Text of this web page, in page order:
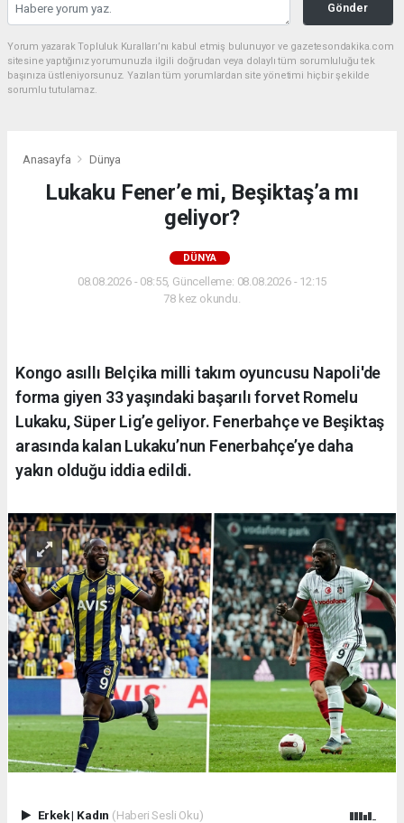
Gönder
Yorum yazarak Topluluk Kuralları’nı kabul etmiş bulunuyor ve gazetesondakika.com
sitesine yaptığınız yorumunuzla ilgili doğrudan veya dolaylı tüm sorumluluğu tek
başınıza üstleniyorsunuz. Yazılan tüm yorumlardan site yönetimi hiçbir şekilde
sorumlu tutulamaz.
Anasayfa Dünya
Lukaku Fener’e mi, Beşiktaş’a mı
geliyor?
DÜNYA
08.08.2026 - 08:55, Güncelleme: 08.08.2026 - 12:15
78 kez okundu.
Kongo asıllı Belçika milli takım oyuncusu Napoli'de
forma giyen 33 yaşındaki başarılı forvet Romelu
Lukaku, Süper Lig’e geliyor. Fenerbahçe ve Beşiktaş
arasında kalan Lukaku’nun Fenerbahçe’ye daha
yakın olduğu iddia edildi.
Erkek| Kadın (Haberi Sesli Oku)